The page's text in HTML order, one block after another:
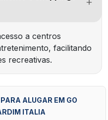
a centros
facilitando
recreativas.
ALUGAR EM GO
ITALIA